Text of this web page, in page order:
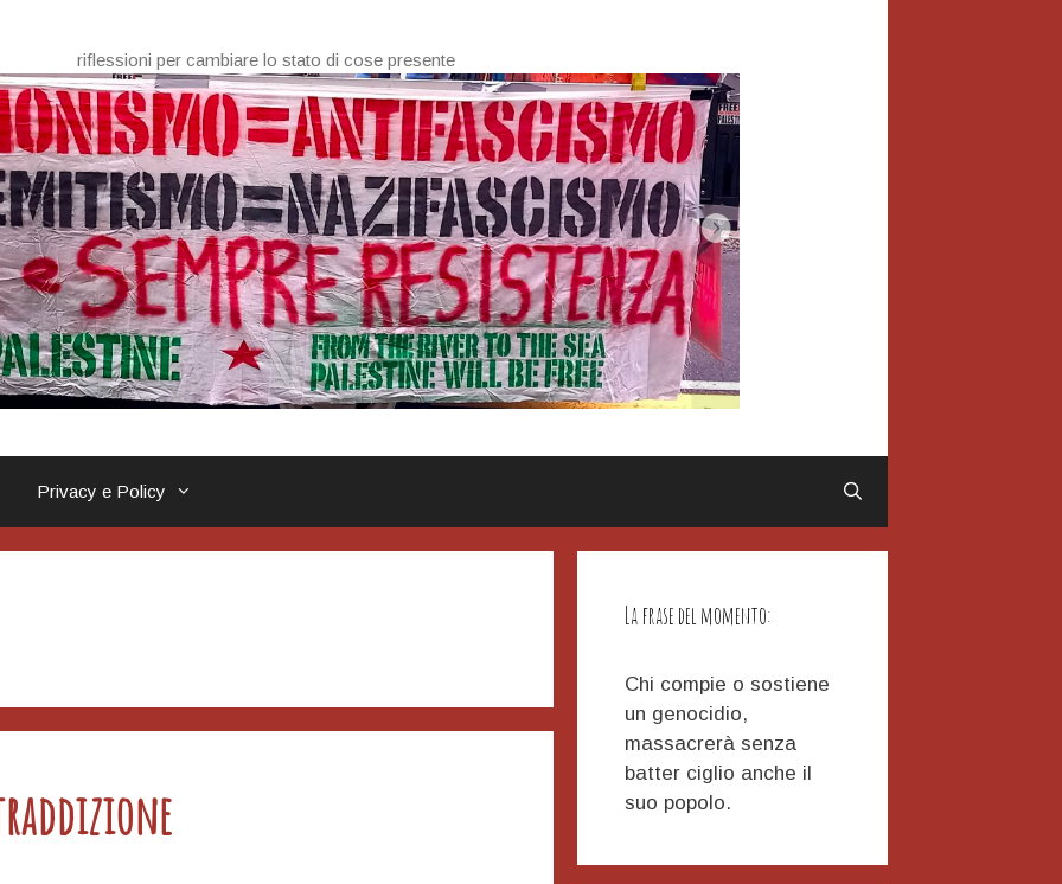
riflessioni per cambiare lo stato di cose presente
Privacy e Policy
La frase del momento:
Chi compie o sostiene
un genocidio,
massacrerà senza
batter ciglio anche il
suo popolo.